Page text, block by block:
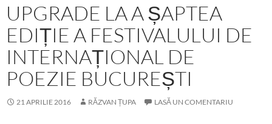
UPGRADE LA A ȘAPTEA
EDIȚIE A FESTIVALULUI DE
INTERNAȚIONAL DE
POEZIE BUCUREȘTI
21 APRILIE 2016 RĂZVAN ȚUPA LASĂ UN COMENTARIU